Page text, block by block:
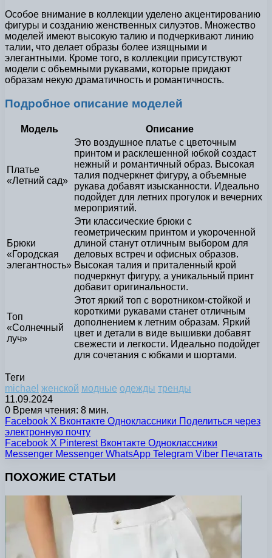
Особое внимание в коллекции уделено акцентированию
фигуры и созданию женственных силуэтов. Множество
моделей имеют высокую талию и подчеркивают линию
талии, что делает образы более изящными и
элегантными. Кроме того, в коллекции присутствуют
модели с объемными рукавами, которые придают
образам некую драматичность и романтичность.
Подробное описание моделей
Модель Описание
Платье
«Летний сад»
Это воздушное платье с цветочным
принтом и расклешенной юбкой создаст
нежный и романтичный образ. Высокая
талия подчеркнет фигуру, а объемные
рукава добавят изысканности. Идеально
подойдет для летних прогулок и вечерних
мероприятий.
Брюки
«Городская
элегантность»
Эти классические брюки с
геометрическим принтом и укороченной
длиной станут отличным выбором для
деловых встреч и офисных образов.
Высокая талия и приталенный крой
подчеркнут фигуру, а уникальный принт
добавит оригинальности.
Топ
«Солнечный
луч»
Этот яркий топ с воротником-стойкой и
короткими рукавами станет отличным
дополнением к летним образам. Яркий
цвет и детали в виде вышивки добавят
свежести и легкости. Идеально подойдет
для сочетания с юбками и шортами.
Теги
michael женской модные одежды тренды
11.09.2024
0 Время чтения: 8 мин.
Facebook X Вконтакте Одноклассники Поделиться через
электронную почту
Facebook X Pinterest Вконтакте Одноклассники
Messenger Messenger WhatsApp Telegram Viber Печатать
ПОХОЖИЕ СТАТЬИ